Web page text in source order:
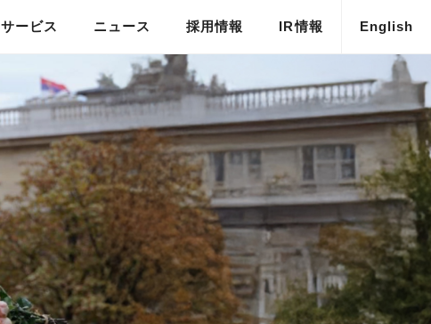
サービス ニュース
メディア掲載 採用情報 IR情報 English